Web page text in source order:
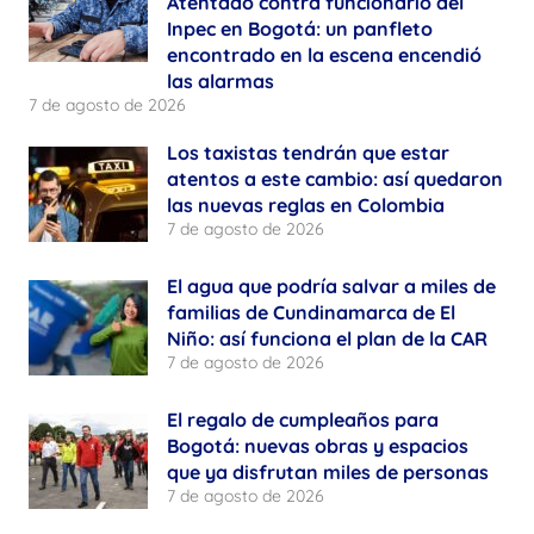
Inpec en Bogotá: un panfleto
encontrado en la escena encendió
las alarmas
7 de agosto de 2026
Los taxistas tendrán que estar
atentos a este cambio: así quedaron
las nuevas reglas en Colombia
7 de agosto de 2026
El agua que podría salvar a miles de
familias de Cundinamarca de El
Niño: así funciona el plan de la CAR
7 de agosto de 2026
El regalo de cumpleaños para
Bogotá: nuevas obras y espacios
que ya disfrutan miles de personas
7 de agosto de 2026